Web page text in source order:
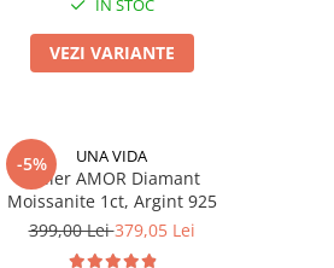
IN STOC
VEZI VARIANTE
-5% UNA VIDA
Colier AMOR Diamant
Moissanite 1ct, Argint 925
399,00 Lei379,05 Lei